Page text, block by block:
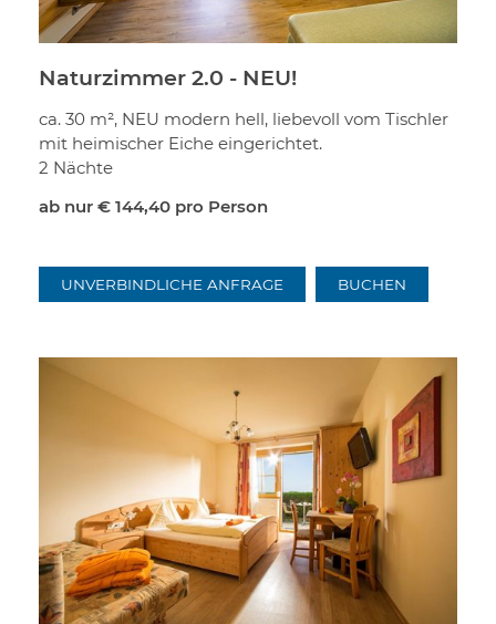
Naturzimmer 2.0 - NEU!
ca. 30 m², NEU modern hell, liebevoll vom Tischler
mit heimischer Eiche eingerichtet.
2 Nächte
ab nur € 144,40 pro Person
UNVERBINDLICHE ANFRAGE BUCHEN